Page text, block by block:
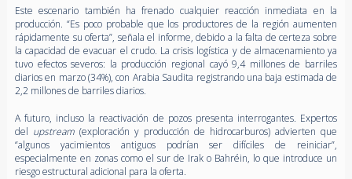
Este escenario también ha frenado cualquier reacción inmediata en la
producción. “Es poco probable que los productores de la región aumenten
rápidamente su oferta”, señala el informe, debido a la falta de certeza sobre
la capacidad de evacuar el crudo. La crisis logística y de almacenamiento ya
tuvo efectos severos: la producción regional cayó 9,4 millones de barriles
diarios en marzo (34%), con Arabia Saudita registrando una baja estimada de
2,2 millones de barriles diarios.
A futuro, incluso la reactivación de pozos presenta interrogantes. Expertos
del upstream (exploración y producción de hidrocarburos) advierten que
“algunos yacimientos antiguos podrían ser difíciles de reiniciar”,
especialmente en zonas como el sur de Irak o Bahréin, lo que introduce un
riesgo estructural adicional para la oferta.